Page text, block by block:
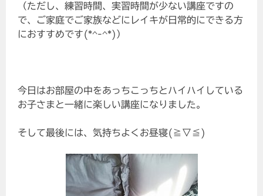
（ただし、練習時間、実習時間が少ない講座ですの
で、ご家庭でご家族などにレイキが日常的にできる方
におすすめです(*^-^*)）
今日はお部屋の中をあっちこっちとハイハイしている
お子さまと一緒に楽しい講座になりました。
そして最後には、気持ちよくお昼寝(≧▽≦)